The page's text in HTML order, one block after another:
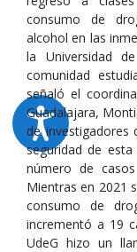
consumo de
alcohol en las
la Universidad
comunidad
señaló el
Guadalajara,
de
seguridad de
número de
Mientras en 2021
consumo de
incrementó a 19
UdeG hizo un